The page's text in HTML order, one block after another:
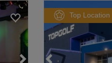
Top Location